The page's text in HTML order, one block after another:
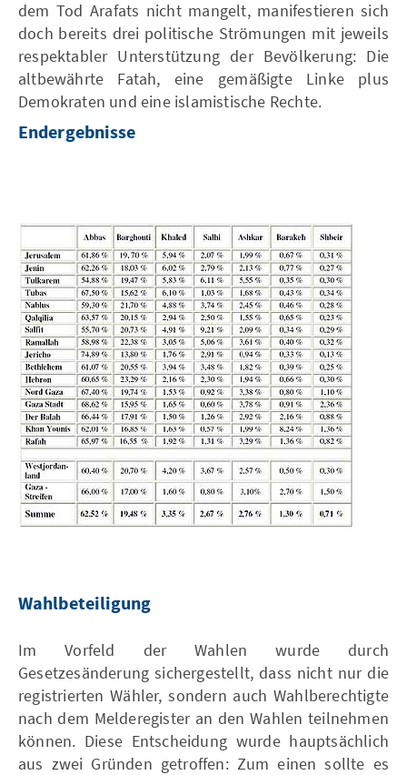
dem Tod Arafats nicht mangelt, manifestieren sich
doch bereits drei politische Strömungen mit jeweils
respektabler Unterstützung der Bevölkerung: Die
altbewährte Fatah, eine gemäßigte Linke plus
Demokraten und eine islamistische Rechte.
Endergebnisse
Wahlbeteiligung
Im Vorfeld der Wahlen wurde durch
Gesetzesänderung sichergestellt, dass nicht nur die
registrierten Wähler, sondern auch Wahlberechtigte
nach dem Melderegister an den Wahlen teilnehmen
können. Diese Entscheidung wurde hauptsächlich
aus zwei Gründen getroffen: Zum einen sollte es